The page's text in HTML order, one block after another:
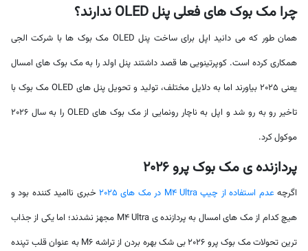
چرا مک بوک های فعلی پنل OLED ندارند؟
همان طور که می دانید اپل برای ساخت پنل OLED مک بوک ها با شرکت الجی
همکاری کرده است. کوپرتینویی ها قصد داشتند پنل اولد را به مک بوک های امسال
یعنی 2025 بیاورند اما به دلایل مختلف، تولید و تحویل پنل های OLED مک بوک با
تاخیر رو به رو شد و اپل به ناچار رونمایی از مک بوک های OLED را به سال 2026
موکول کرد.
پردازنده ی مک بوک پرو 2026
اگرچهعدم استفاده از چیپ M4 Ultra در مک های 2025
خبری ناامید کننده بود و
هیچ کدام از مک های امسال به پردازنده ی M4 Ultra مجهز نشدند؛ اما یکی از جذاب
ترین تحولات مک بوک پرو 2026 بی شک بهره بردن از تراشه M6 به عنوان قلب تپنده